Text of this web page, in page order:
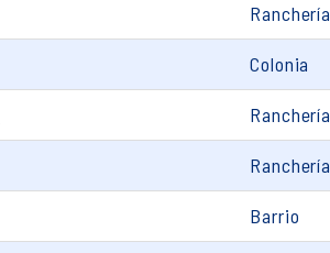
Ranchería
Colonia
Ranchería
Ranchería
Barrio